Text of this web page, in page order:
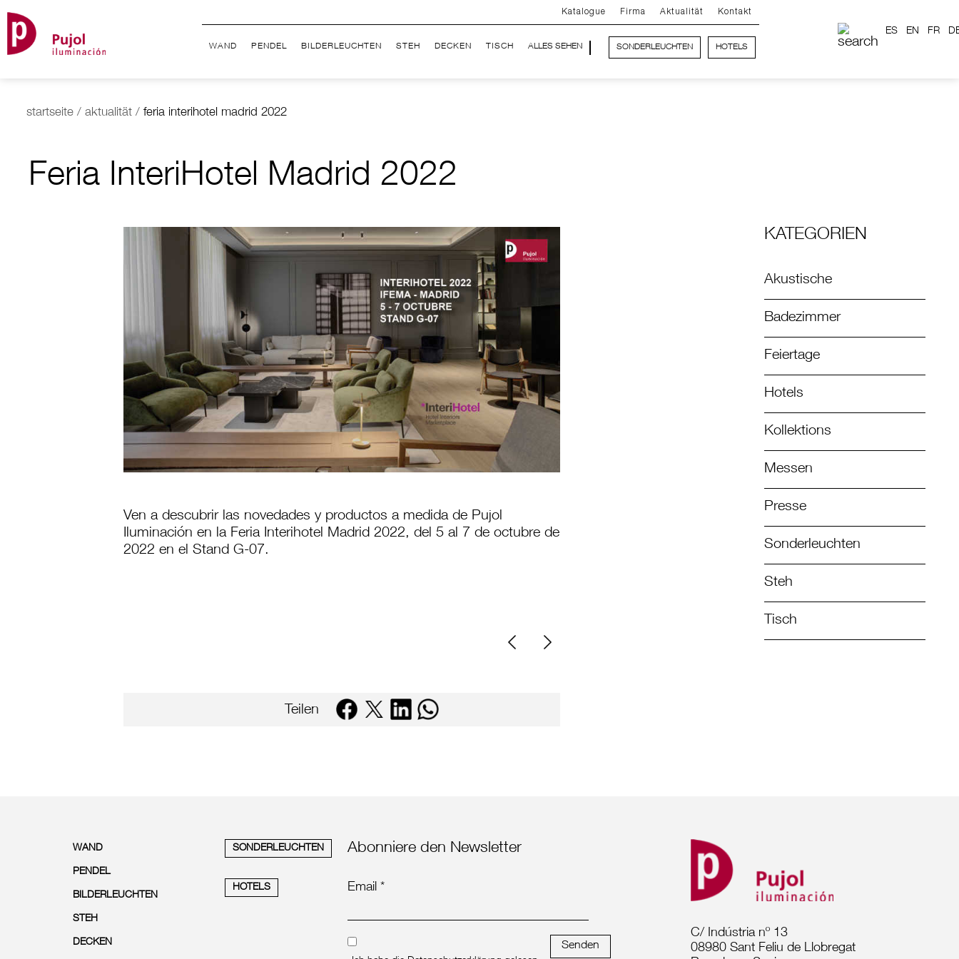
Katalogue Firma Aktualität Kontakt
WAND PENDEL BILDERLEUCHTEN STEH DECKEN TISCH ALLES SEHEN SONDERLEUCHTEN HOTELS
ES EN FR
startseite / aktualität / feria interihotel madrid 2022
Feria InteriHotel Madrid 2022
Ven a descubrir las novedades y productos a medida de Pujol
Iluminación en la Feria Interihotel Madrid 2022, del 5 al 7 de octubre de
2022 en el Stand G-07.
Teilen
KATEGORIEN
Akustische
Badezimmer
Feiertage
Hotels
Kollektions
Messen
Presse
Sonderleuchten
Steh
Tisch
WAND
PENDEL
BILDERLEUCHTEN
STEH
DECKEN
SONDERLEUCHTEN
HOTELS
Abonniere den Newsletter
Email *
Senden
C/ Indústria nº 13
08980 Sant Feliu de Llobregat